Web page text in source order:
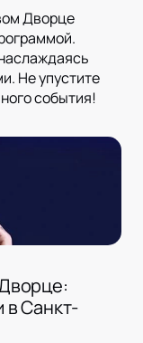
Дворце
Не упустите
события!
в Санкт-